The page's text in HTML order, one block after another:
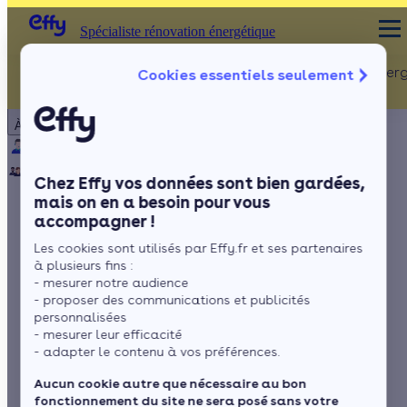
Cookies essentiels seulement
Chez Effy vos données sont bien gardées,
mais on en a besoin pour vous
accompagner !
Les cookies sont utilisés par Effy.fr et ses partenaires
à plusieurs fins :
- mesurer notre audience
- proposer des communications et publicités
personnalisées
- mesurer leur efficacité
- adapter le contenu à vos préférences.
Aucun cookie autre que nécessaire au bon
fonctionnement du site ne sera posé sans votre
À propos
Notre équipe
Rejoignez-nous Presse
Spécialiste rénovation énergétique Rénovation
Murs
Sols
Spécialiste rénovation énergétique
Combien de
panneaux solaires
faut-il pour une
maison de 100m² ?